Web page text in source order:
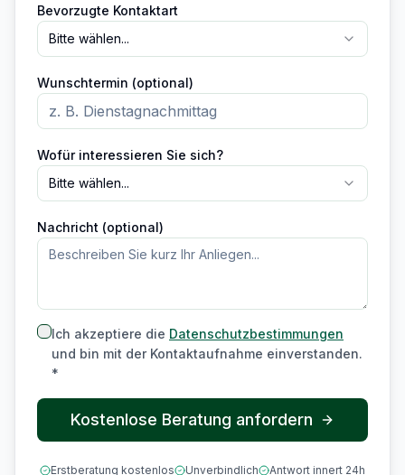
Bevorzugte Kontaktart
Bitte wählen...
Wunschtermin (optional)
Wofür interessieren Sie sich?
Bitte wählen...
Nachricht (optional)
Ich akzeptiere die Datenschutzbestimmungen
und bin mit der Kontaktaufnahme einverstanden.
*
Kostenlose Beratung anfordern
Erstberatung kostenlos Unverbindlich Antwort innert 24h